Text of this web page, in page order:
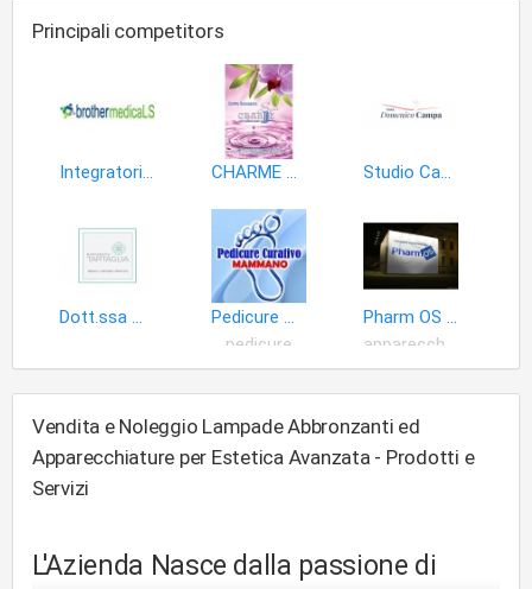
Principali competitors
Integratori per la salute e la bellezza delle gambe CHARME & SPA CENTRO BENESSERE Studio Campa, chirurgia plastica ed estetica
Dott.ssa Margherita Tartaglia
Pedicure Mammano Davide
pedicure
Pharm OS S.n.c. di Capasso Nicola & Sollo Raffaele
Vendita e Noleggio Lampade Abbronzanti ed
Apparecchiature per Estetica Avanzata - Prodotti e
Servizi
L'Azienda Nasce dalla passione di